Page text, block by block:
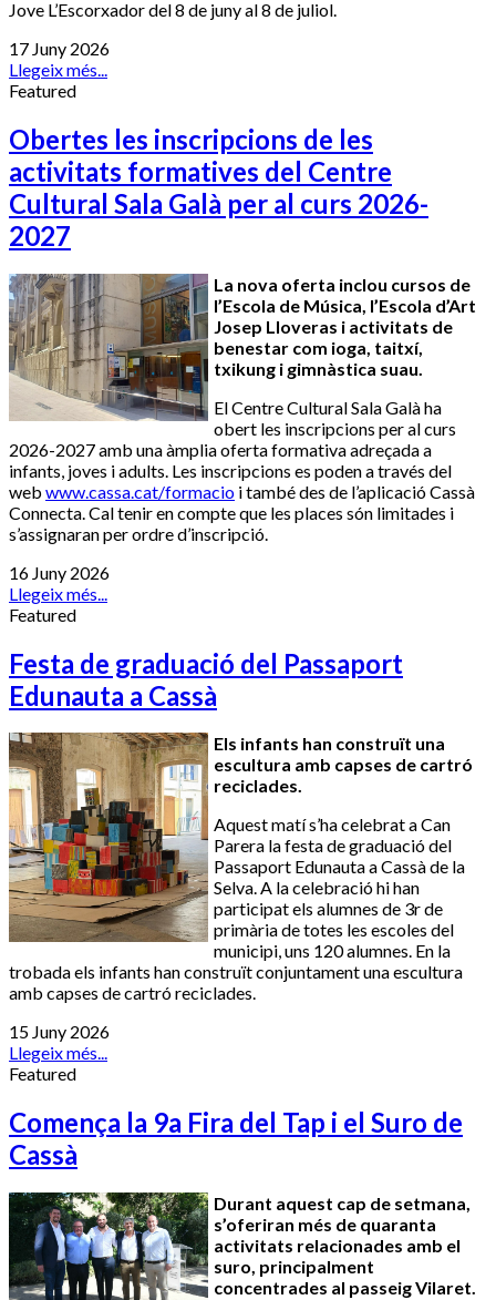
Jove L’Escorxador del 8 de juny al 8 de juliol.
17 Juny 2026
Llegeix més...
Featured
Obertes les inscripcions de les
activitats formatives del Centre
Cultural Sala Galà per al curs 2026-
2027
La nova oferta inclou cursos de
l’Escola de Música, l’Escola d’Art
Josep Lloveras i activitats de
benestar com ioga, taitxí,
txikung i gimnàstica suau.
El Centre Cultural Sala Galà ha
obert les inscripcions per al curs
2026-2027 amb una àmplia oferta formativa adreçada a
infants, joves i adults. Les inscripcions es poden a través del
web www.cassa.cat/formacio i també des de l’aplicació Cassà
Connecta. Cal tenir en compte que les places són limitades i
s’assignaran per ordre d’inscripció.
16 Juny 2026
Llegeix més...
Featured
Festa de graduació del Passaport
Edunauta a Cassà
Els infants han construït una
escultura amb capses de cartró
reciclades.
Aquest matí s’ha celebrat a Can
Parera la festa de graduació del
Passaport Edunauta a Cassà de la
Selva. A la celebració hi han
participat els alumnes de 3r de
primària de totes les escoles del
municipi, uns 120 alumnes. En la
trobada els infants han construït conjuntament una escultura
amb capses de cartró reciclades.
15 Juny 2026
Llegeix més...
Featured
Comença la 9a Fira del Tap i el Suro de
Cassà
Durant aquest cap de setmana,
s’oferiran més de quaranta
activitats relacionades amb el
suro, principalment
concentrades al passeig Vilaret.